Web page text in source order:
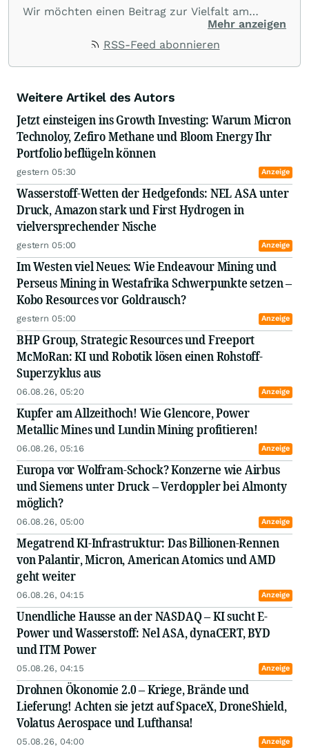
Wir möchten einen Beitrag zur Vielfalt am
Kapitalmarkt leisten und spannende
börsennotierten Unternehmen aus allen Teilen
Themen und Trends, die Börsianer interessieren.
Die Zahl 3 spielt dabei eine konzeptionelle Rolle:
I. je Kommentar werden 3 Unternehmen
genannt,
II. mindestens 3 Themen oder Trends werden
erwähnt,
III. die Kommentare umfassen jeweils eine
Lesedauer von weniger als 3 Minuten.
Wir wünschen gute Unterhaltung und viel Erfolg
an der Börse!
Mehr anzeigen
RSS-Feed abonnieren
Weitere Artikel des Autors
Jetzt einsteigen ins Growth Investing: Warum Micron
Technoloy, Zefiro Methane und Bloom Energy Ihr
Portfolio beflügeln können
gestern 05:30 Anzeige
Wasserstoff-Wetten der Hedgefonds: NEL ASA unter
Druck, Amazon stark und First Hydrogen in
vielversprechender Nische
gestern 05:00 Anzeige
Im Westen viel Neues: Wie Endeavour Mining und
Perseus Mining in Westafrika Schwerpunkte setzen –
Kobo Resources vor Goldrausch?
gestern 05:00 Anzeige
BHP Group, Strategic Resources und Freeport
McMoRan: KI und Robotik lösen einen Rohstoff-
Superzyklus aus
06.08.26, 05:20 Anzeige
Kupfer am Allzeithoch! Wie Glencore, Power
Metallic Mines und Lundin Mining profitieren!
06.08.26, 05:16 Anzeige
Europa vor Wolfram-Schock? Konzerne wie Airbus
und Siemens unter Druck – Verdoppler bei Almonty
möglich?
06.08.26, 05:00 Anzeige
Megatrend KI-Infrastruktur: Das Billionen-Rennen
von Palantir, Micron, American Atomics und AMD
geht weiter
06.08.26, 04:15 Anzeige
Unendliche Hausse an der NASDAQ – KI sucht E-
Power und Wasserstoff: Nel ASA, dynaCERT, BYD
und ITM Power
05.08.26, 04:15 Anzeige
Drohnen Ökonomie 2.0 – Kriege, Brände und
Lieferung! Achten sie jetzt auf SpaceX, DroneShield,
Volatus Aerospace und Lufthansa!
05.08.26, 04:00 Anzeige